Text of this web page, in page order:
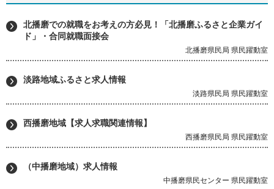
北播磨での就職をお考えの方必見！「北播磨ふるさと企業ガイ
ド」・合同就職面接会
北播磨県民局 県民躍動室
淡路地域ふるさと求人情報
淡路県民局 県民躍動室
西播磨地域【求人求職関連情報】
西播磨県民局 県民躍動室
（中播磨地域）求人情報
中播磨県民センター 県民躍動室